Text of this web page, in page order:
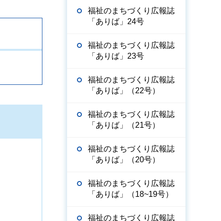
福祉のまちづくり広報誌
「ありば」24号
福祉のまちづくり広報誌
「ありば」23号
福祉のまちづくり広報誌
「ありば」（22号）
福祉のまちづくり広報誌
「ありば」（21号）
福祉のまちづくり広報誌
「ありば」（20号）
福祉のまちづくり広報誌
「ありば」（18~19号）
福祉のまちづくり広報誌